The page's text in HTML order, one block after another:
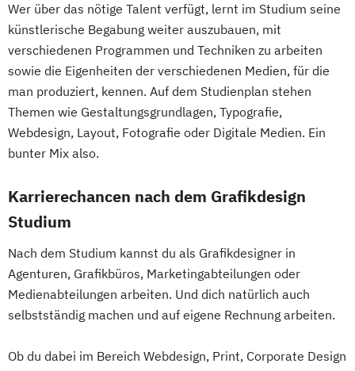
Wer über das nötige Talent verfügt, lernt im Studium seine
künstlerische Begabung weiter auszubauen, mit
verschiedenen Programmen und Techniken zu arbeiten
sowie die Eigenheiten der verschiedenen Medien, für die
man produziert, kennen. Auf dem Studienplan stehen
Themen wie Gestaltungsgrundlagen, Typografie,
Webdesign, Layout, Fotografie oder Digitale Medien. Ein
bunter Mix also.
Karrierechancen nach dem Grafikdesign
Studium
Nach dem Studium kannst du als Grafikdesigner in
Agenturen, Grafikbüros, Marketingabteilungen oder
Medienabteilungen arbeiten. Und dich natürlich auch
selbstständig machen und auf eigene Rechnung arbeiten.
Ob du dabei im Bereich Webdesign, Print, Corporate Design